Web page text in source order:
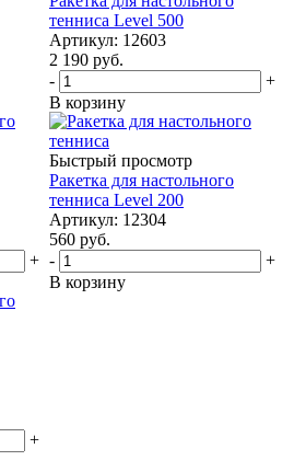
тенниса Level 500
Артикул: 12603
2 190 руб.
-
+
В корзину
+
Быстрый просмотр
Ракетка для настольного
тенниса Level 200
Артикул: 12304
560 руб.
-
+
В корзину
+